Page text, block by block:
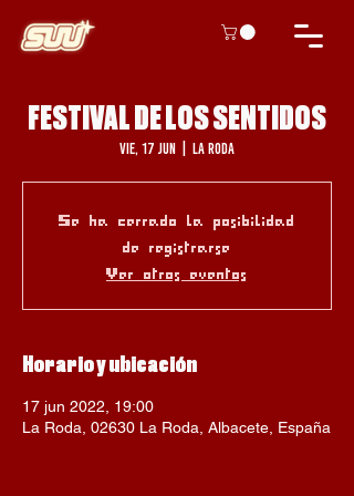
FESTIVAL DE LOS SENTIDOS
vie, 17 jun La Roda
Se ha cerrado la posibilidad
de registrarse
Ver otros eventos
Horario y ubicación
17 jun 2022, 19:00
La Roda, 02630 La Roda, Albacete, España